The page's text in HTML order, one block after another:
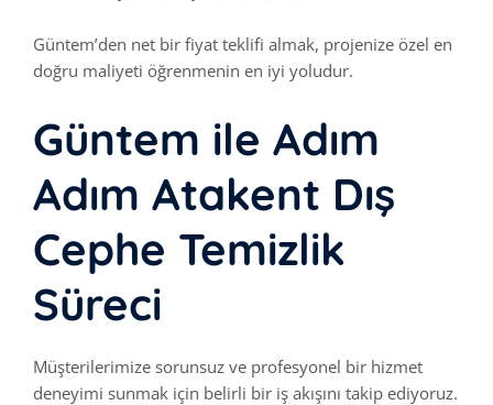
Güntem’den net bir fiyat teklifi almak, projenize özel en
doğru maliyeti öğrenmenin en iyi yoludur.
Güntem ile Adım
Adım Atakent Dış
Cephe Temizlik
Süreci
Müşterilerimize sorunsuz ve profesyonel bir hizmet
deneyimi sunmak için belirli bir iş akışını takip ediyoruz.